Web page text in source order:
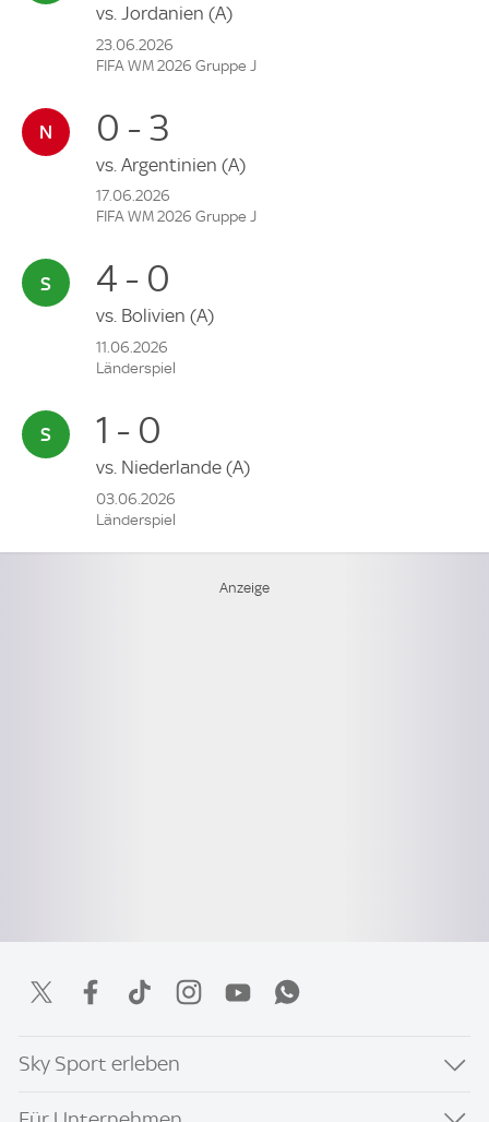
vs. Jordanien (A)
23.06.2026
FIFA WM 2026 Gruppe J
0 - 3
vs. Argentinien (A)
17.06.2026
FIFA WM 2026 Gruppe J
4 - 0
vs. Bolivien (A)
11.06.2026
Länderspiel
1 - 0
vs. Niederlande (A)
03.06.2026
Länderspiel
Sky Sport erleben